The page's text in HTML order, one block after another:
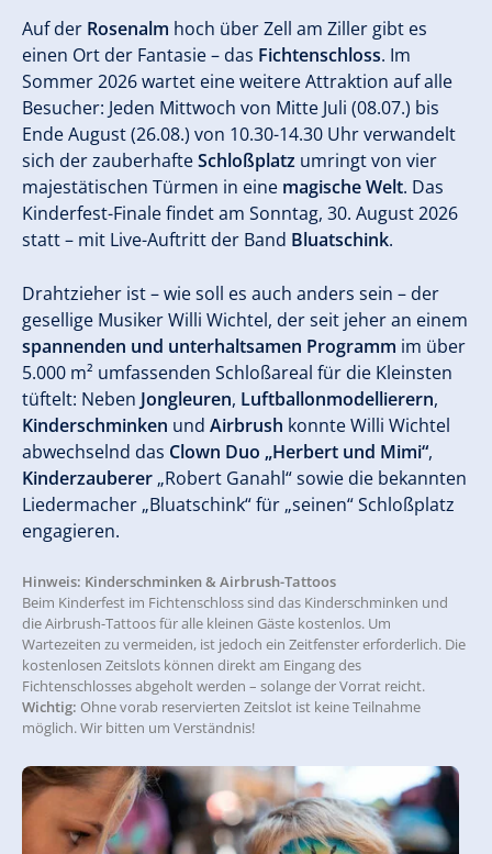
Auf der Rosenalm hoch über Zell am Ziller gibt es
einen Ort der Fantasie – das Fichtenschloss. Im
Sommer 2026 wartet eine weitere Attraktion auf alle
Besucher: Jeden Mittwoch von Mitte Juli (08.07.) bis
Ende August (26.08.) von 10.30-14.30 Uhr verwandelt
sich der zauberhafteSchloßplatz umringt von vier
majestätischen Türmen in eine magische Welt. Das
Kinderfest-Finale findet am Sonntag, 30. August 2026
statt – mit Live-Auftritt der Band Bluatschink.
Drahtzieher ist – wie soll es auch anders sein – der
gesellige Musiker Willi Wichtel, der seit jeher an einem
spannenden und unterhaltsamen Programm im über
5.000 m² umfassenden Schloßareal für die Kleinsten
tüftelt: Neben Jongleuren, Luftballonmodellierern,
Kinderschminken und Airbrush konnte Willi Wichtel
abwechselnd das Clown Duo „Herbert und Mimi“,
Kinderzauberer „Robert Ganahl“ sowie die bekannten
Liedermacher „Bluatschink“ für „seinen“ Schloßplatz
engagieren.
Hinweis: Kinderschminken & Airbrush-Tattoos
Beim Kinderfest im Fichtenschloss sind das Kinderschminken und
die Airbrush-Tattoos für alle kleinen Gäste kostenlos. Um
Wartezeiten zu vermeiden, ist jedoch ein Zeitfenster erforderlich. Die
kostenlosen Zeitslots können direkt am Eingang des
Fichtenschlosses abgeholt werden – solange der Vorrat reicht.
Wichtig: Ohne vorab reservierten Zeitslot ist keine Teilnahme
möglich. Wir bitten um Verständnis!